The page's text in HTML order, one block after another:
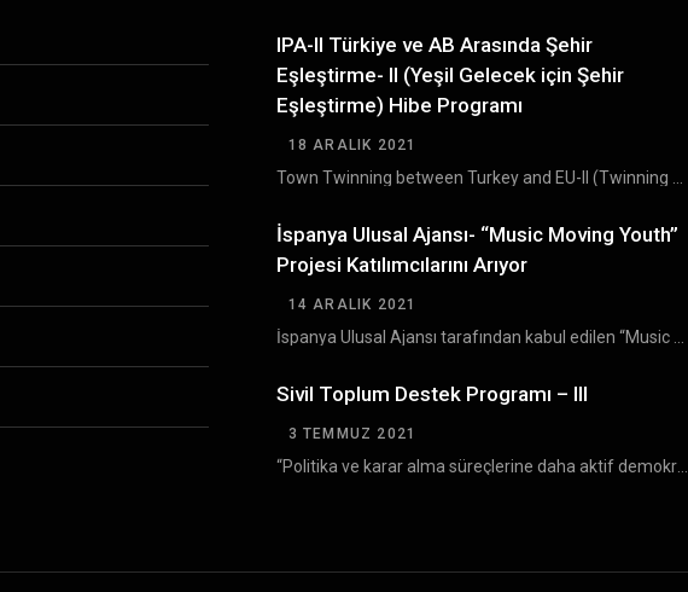
IPA-II Türkiye ve AB Arasında Şehir
Eşleştirme- II (Yeşil Gelecek için Şehir
Eşleştirme) Hibe Programı
18 ARALIK 2021
Town Twinning between Turkey and EU-II (Twinning for Green Future) Grant Scheme (TTGS- II) Türkiye…
İspanya Ulusal Ajansı- “Music Moving Youth”
Projesi Katılımcılarını Arıyor
14 ARALIK 2021
İspanya Ulusal Ajansı tarafından kabul edilen “Music Moving Youth ” Erasmus+ projesinin Bulgaristan’da gerçekleşecek olan…
Sivil Toplum Destek Programı – III
3 TEMMUZ 2021
“Politika ve karar alma süreçlerine daha aktif demokratik katılım yoluyla sivil toplumun gelişiminin desteklenmesi” amacıyla…